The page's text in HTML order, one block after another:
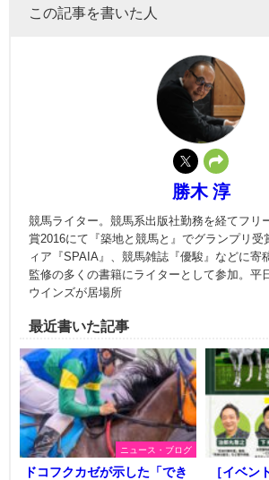
この記事を書いた人
勝木 淳
競馬ライター。競馬系出版社勤務を経てフリ
賞2016にて『築地と競馬と』でグランプリ受
ィア『SPAIA』、競馬雑誌『優駿』などに寄
監修の多くの書籍にライターとして参加。平
ウインズが居場所
最近書いた記事
ニュース・ブログ
ドコフクカゼが示した「でき
［イベン